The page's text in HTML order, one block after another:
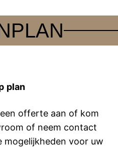
plan
offerte aan of kom
of neem contact
mogelijkheden voor uw